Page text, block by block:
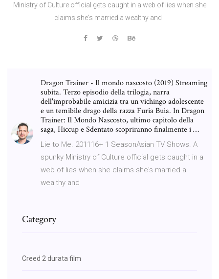
Ministry of Culture official gets caught in a web of lies when she
claims she's married a wealthy and
Dragon Trainer - Il mondo nascosto (2019) Streaming
subita. Terzo episodio della trilogia, narra
dell'improbabile amicizia tra un vichingo adolescente
e un temibile drago della razza Furia Buia. In Dragon
Trainer: Il Mondo Nascosto, ultimo capitolo della
saga, Hiccup e Sdentato scopriranno finalmente i …
Lie to Me. 201116+ 1 SeasonAsian TV Shows. A
spunky Ministry of Culture official gets caught in a
web of lies when she claims she's married a
wealthy and
Category
Creed 2 durata film